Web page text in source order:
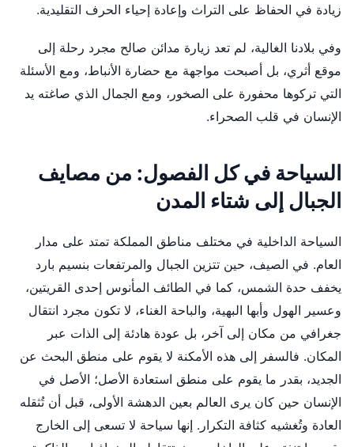
زيادة في الحفاظ على التراث وإعادة إحياء الحرف التقليدية.
وفي بلادنا الغالية، لم تعد زيارة مدائن صالح مجرد رحلة إلى
موقع أثري، بل أصبحت مواجهة مع حضارة الأنباط، ومع الأسئلة
التي تركوها محفورة على الصخور، ومع الجمال الذي صاغته يد
الإنسان في قلب الصحراء.
السياحة في كل الفصول: من مصايف
الجبال إلى شتاء المدن
السياحة الداخلية في مختلف مناطق المملكة تمتد على مدار
العام. في الصيف، حين تتزين الجبال والمرتفعات بنسيم بارد
يخفف حدة الشمس، كما في الطائف المأنوس إحدى القريتين،
وعسير الهول وأبها البهية، والباحة الغناء، لا تكون مجرد انتقال
جغرافي من مكان إلى آخر، بل عودة هادئة إلى الذات عبر
المكان. فالسفر إلى هذه الأمكنة لا يقوم على منطق البحث عن
الجديد، بقدر ما يقوم على منطق استعادة الأصل؛ الأصل في
الإنسان حين كان يرى العالم بعين الدهشة الأولى، قبل أن تُثقله
العادة وتُغشيه كثافة التكرار. إنها سياحة لا تسعى إلى الخارج